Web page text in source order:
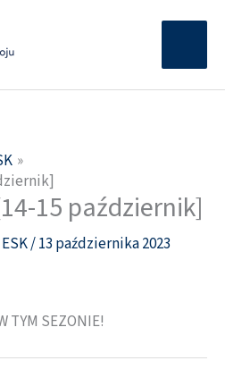
15 październik]
/13 października 2023
TYM SEZONIE!